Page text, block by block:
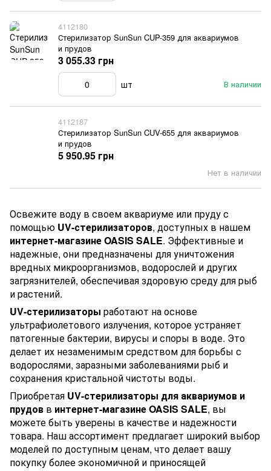
4112180
Стерилизатор SunSun CUP-359 для аквариумов
и прудов
В наличии
3 055.33 грн
шт
4112187
Стерилизатор SunSun CUV-655 для аквариумов
и прудов
Нет в наличии
5 950.95 грн
Освежите воду в своем аквариуме или пруду с
помощью UV-стерилизаторов, доступных в нашем
интернет-магазине OASIS SALE. Эффективные и
надежные, они предназначены для уничтожения
вредных микроорганизмов, водорослей и других
загрязнителей, обеспечивая здоровую среду для рыб
и растений.
UV-стерилизаторы работают на основе
ультрафиолетового излучения, которое устраняет
патогенные бактерии, вирусы и споры в воде. Это
делает их незаменимым средством для борьбы с
водорослями, заразными заболеваниями рыб и
сохранения кристальной чистоты воды.
Приобретая UV-стерилизаторы для аквариумов и
прудов в интернет-магазине OASIS SALE, вы
можете быть уверены в качестве и надежности
товара. Наш ассортимент предлагает широкий выбор
моделей по доступным ценам, что делает вашу
покупку более экономичной и приносящей